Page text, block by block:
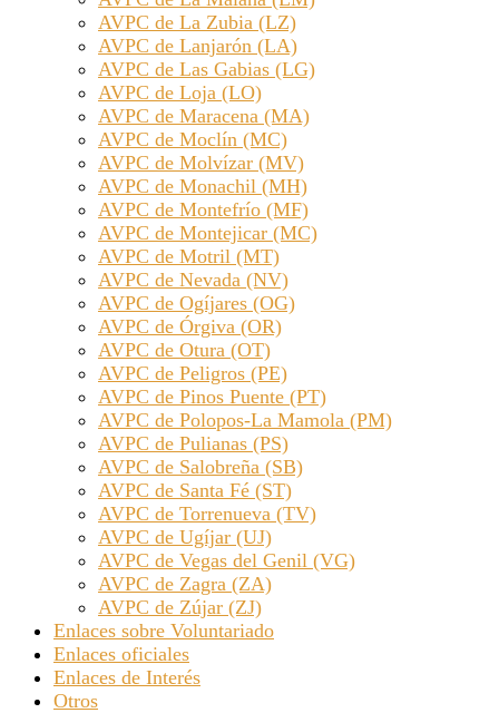
AVPC de La Zubia (LZ)
AVPC de Lanjarón (LA)
AVPC de Las Gabias (LG)
AVPC de Loja (LO)
AVPC de Maracena (MA)
AVPC de Moclín (MC)
AVPC de Molvízar (MV)
AVPC de Monachil (MH)
AVPC de Montefrío (MF)
AVPC de Montejicar (MC)
AVPC de Motril (MT)
AVPC de Nevada (NV)
AVPC de Ogíjares (OG)
AVPC de Órgiva (OR)
AVPC de Otura (OT)
AVPC de Peligros (PE)
AVPC de Pinos Puente (PT)
AVPC de Polopos-La Mamola (PM)
AVPC de Pulianas (PS)
AVPC de Salobreña (SB)
AVPC de Santa Fé (ST)
AVPC de Torrenueva (TV)
AVPC de Ugíjar (UJ)
AVPC de Vegas del Genil (VG)
AVPC de Zagra (ZA)
AVPC de Zújar (ZJ)
Enlaces sobre Voluntariado
Enlaces oficiales
Enlaces de Interés
Otros